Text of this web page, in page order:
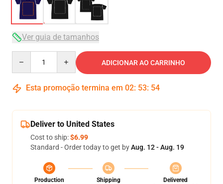
Ver guia de tamanhos
ADICIONAR AO CARRINHO
Esta promoção termina em 02: 53: 53
Deliver to United States
Cost to ship:$6.99
Standard - Order today to get byAug. 12 - Aug. 19
Production
Shipping
Delivered